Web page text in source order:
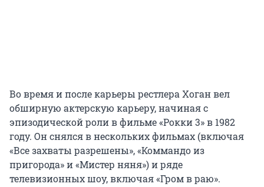
Во время и после карьеры рестлера Хоган вел
обширную актерскую карьеру, начиная с
эпизодической роли в фильме «Рокки 3» в 1982
году. Он снялся в нескольких фильмах (включая
«Все захваты разрешены», «Коммандо из
пригорода» и «Мистер няня») и ряде
телевизионных шоу, включая «Гром в раю».